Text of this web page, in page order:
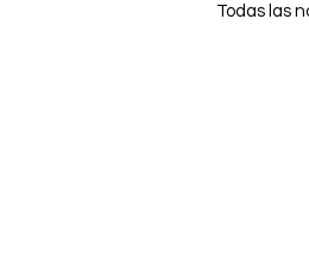
Todas las